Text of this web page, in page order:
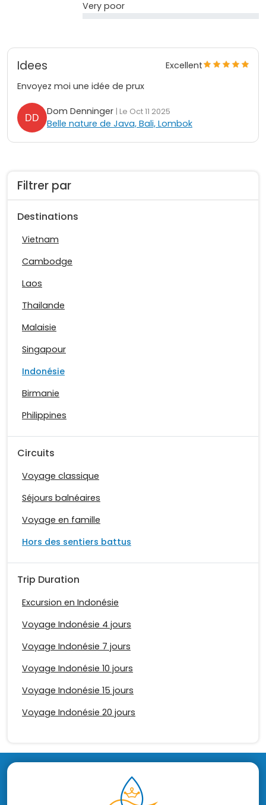
Filtrer par
Destinations
Vietnam
Cambodge
Laos
Thailande
Malaisie
Singapour
Indonésie
Birmanie
Philippines
Circuits
Voyage classique
Séjours balnéaires
Voyage en famille
Hors des sentiers battus
Trip Duration
Excursion en Indonésie
Voyage Indonésie 4 jours
Voyage Indonésie 7 jours
Voyage Indonésie 10 jours
Voyage Indonésie 15 jours
Voyage Indonésie 20 jours
Very poor
Idees
Excellent
Envoyez moi une idée de prux
Dom Denninger | Le Oct 11 2025
Belle nature de Java, Bali, Lombok